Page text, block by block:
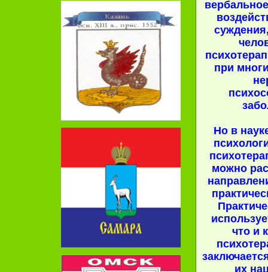
при
Но в
можно
что и
их